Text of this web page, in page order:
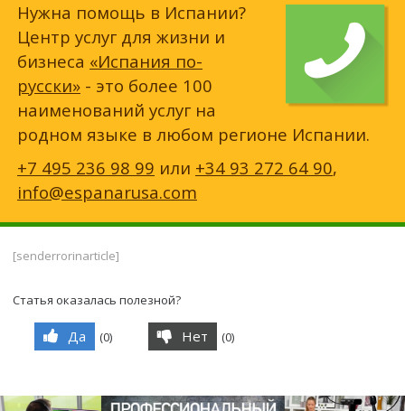
Нужна помощь в Испании?
Центр услуг для жизни и
бизнеса «Испания по-
русски» - это более 100
наименований услуг на
родном языке в любом регионе Испании.
+7 495 236 98 99 или +34 93 272 64 90,
info@espanarusa.com
[senderrorinarticle]
Статья оказалась полезной?
Да (0) Нет (0)